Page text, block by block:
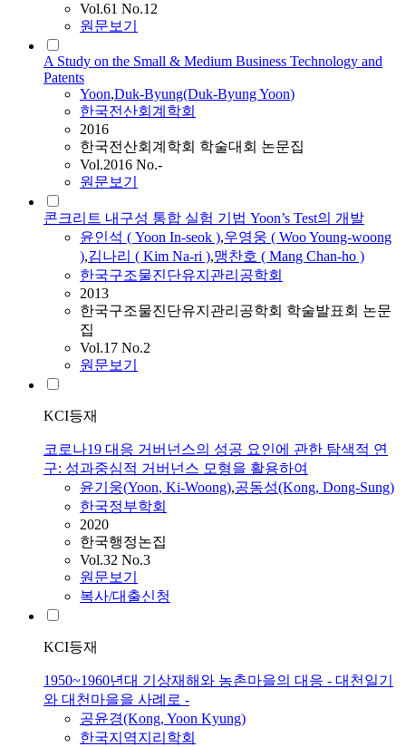
Vol.61 No.12
원문보기
A Study on the Small & Medium Business Technology and
Patents
Yoon,Duk-Byung(Duk-ByungYoon)
한국전산회계학회
2016
한국전산회계학회 학술대회 논문집
Vol.2016 No.-
원문보기
콘크리트 내구성 통합 실험 기법 Yoon’s Test의 개발
윤인석 ( Yoon In-seok ),우영웅 ( Woo Young-woong
),김나리 ( Kim Na-ri ),맹찬호 ( Mang Chan-ho )
한국구조물진단유지관리공학회
2013
한국구조물진단유지관리공학회 학술발표회 논문
집
Vol.17 No.2
원문보기
KCI등재
코로나19 대응 거버넌스의 성공 요인에 관한 탐색적 연
구: 성과중심적 거버넌스 모형을 활용하여
윤기웅(Yoon, Ki-Woong),공동성(Kong, Dong-Sung)
한국정부학회
2020
한국행정논집
Vol.32 No.3
원문보기
복사/대출신청
KCI등재
1950~1960년대 기상재해와 농촌마을의 대응 - 대천일기
와 대천마을을 사례로 -
공윤경(Kong, Yoon Kyung)
한국지역지리학회